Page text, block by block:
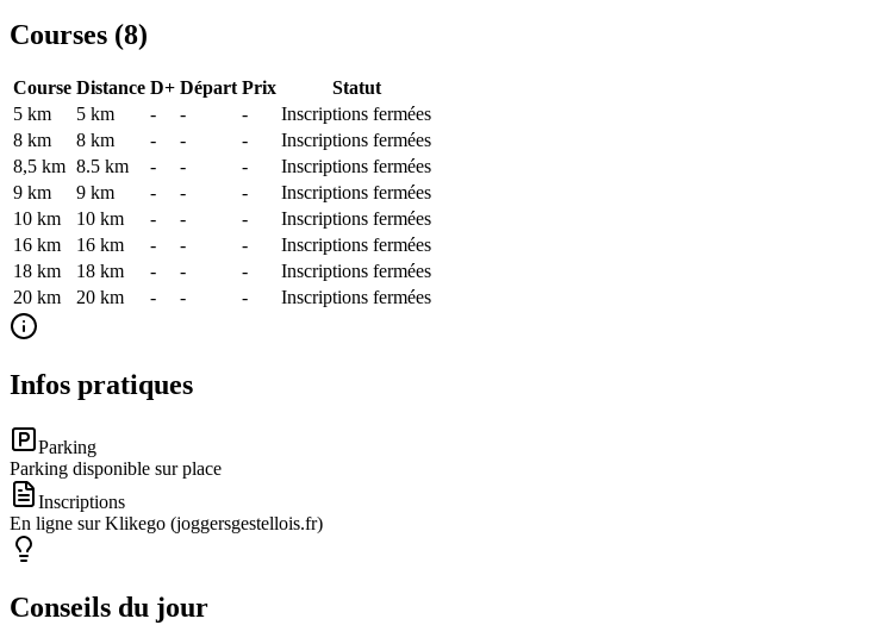
Courses (8)
Course Distance D+ Départ Prix
Statut
5 km
5 km - - -
Inscriptions fermées
8 km
8 km - - -
Inscriptions fermées
8,5 km 8.5 km - - -
Inscriptions fermées
9 km
9 km - - -
Inscriptions fermées
10 km
10 km - - -
Inscriptions fermées
16 km
16 km - - -
Inscriptions fermées
18 km
18 km - - -
Inscriptions fermées
20 km
20 km - - - Inscriptions fermées
Infos pratiques
Parking
Parking disponible sur place
Inscriptions
En ligne sur Klikego (joggersgestellois.fr)
Conseils du jour